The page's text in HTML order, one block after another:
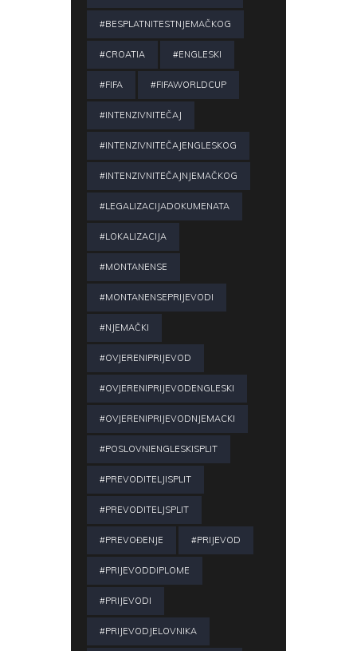
#BESPLATNITESTNJEMAČKOG
#CROATIA #ENGLESKI
#FIFA #FIFAWORLDCUP
#INTENZIVNITEČAJ
#INTENZIVNITEČAJENGLESKOG
#INTENZIVNITEČAJNJEMAČKOG
#LEGALIZACIJADOKUMENATA
#LOKALIZACIJA
#MONTANENSE
#MONTANENSEPRIJEVODI
#NJEMAČKI
#OVJERENIPRIJEVOD
#OVJERENIPRIJEVODENGLESKI
#OVJERENIPRIJEVODNJEMACKI
#POSLOVNIENGLESKISPLIT
#PREVODITELJISPLIT
#PREVODITELJSPLIT
#PREVOĐENJE #PRIJEVOD
#PRIJEVODDIPLOME
#PRIJEVODI
#PRIJEVODJELOVNIKA